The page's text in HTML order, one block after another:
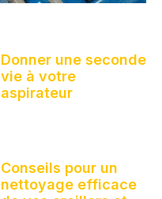
Donner une seconde
vie à votre
aspirateur
Conseils pour un
nettoyage efficace